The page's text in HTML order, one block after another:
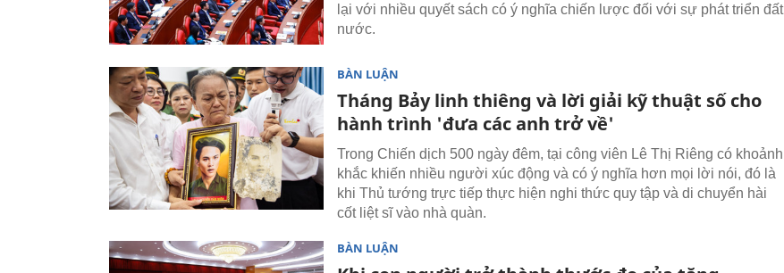
lại với nhiều quyết sách có ý nghĩa chiến lược đối với sự phát triển đất
nước.
BÀN LUẬN
Tháng Bảy linh thiêng và lời giải kỹ thuật số cho
hành trình 'đưa các anh trở về'
Trong Chiến dịch 500 ngày đêm, tại công viên Lê Thị Riêng có khoảnh
khắc khiến nhiều người xúc động và có ý nghĩa hơn mọi lời nói, đó là
khi Thủ tướng trực tiếp thực hiện nghi thức quy tập và di chuyển hài
cốt liệt sĩ vào nhà quàn.
BÀN LUẬN